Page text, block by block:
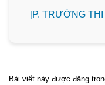
️[P. TRƯỜNG
Bài viết này được đăng